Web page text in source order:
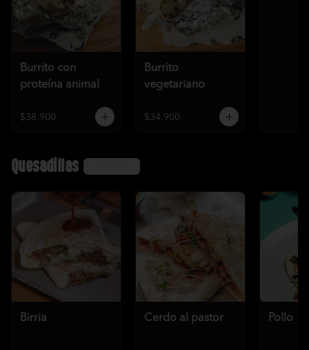
Burrito con
proteína animal
$38.900
Burrito
vegetariano
$34.900
Quesadillas
Birria Cerdo al pastor Pollo